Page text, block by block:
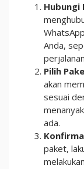
Hubungi
Anda,
Pilih
akan
sesuai
ada.
paket,